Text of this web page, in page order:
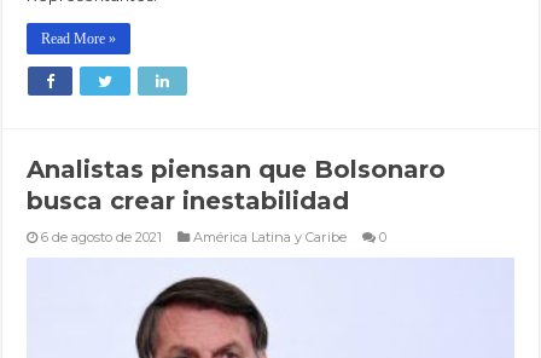
Read More »
Analistas piensan que Bolsonaro
busca crear inestabilidad
6 de agosto de 2021 América Latina y Caribe 0